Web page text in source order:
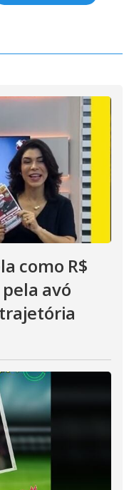
como R$
avó